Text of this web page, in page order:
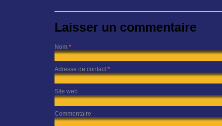
Laisser un commentaire
Nom *
Adresse de contact *
Site web
Commentaire